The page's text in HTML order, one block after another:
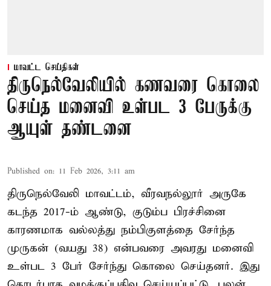
மாவட்ட செய்திகள்
திருநெல்வேலியில் கணவரை கொலை
செய்த மனைவி உள்பட 3 பேருக்கு
ஆயுள் தண்டனை
Published on: 11 Feb 2026, 3:11 am
திருநெல்வேலி மாவட்டம், வீரவநல்லூர் அருகே
கடந்த 2017-ம் ஆண்டு, குடும்ப பிரச்சினை
காரணமாக வல்லத்து நம்பிகுளத்தை சேர்ந்த
முருகன் (வயது 38) என்பவரை அவரது மனைவி
உள்பட 3 பேர் சேர்ந்து கொலை செய்தனர். இது